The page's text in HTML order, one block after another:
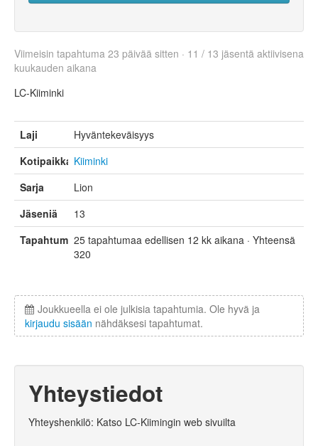
Viimeisin tapahtuma 23 päivää sitten · 11 / 13 jäsentä aktiivisena
kuukauden aikana
LC-Kiiminki
Laji
Hyväntekeväisyys
Kotipaikka Kiiminki
Sarja
Lion
Jäseniä
13
Tapahtumat25 tapahtumaa edellisen 12 kk aikana · Yhteensä
320
Joukkueella ei ole julkisia tapahtumia. Ole hyvä ja
kirjaudu sisään nähdäksesi tapahtumat.
Yhteystiedot
Yhteyshenkilö: Katso LC-Kiimingin web sivuilta